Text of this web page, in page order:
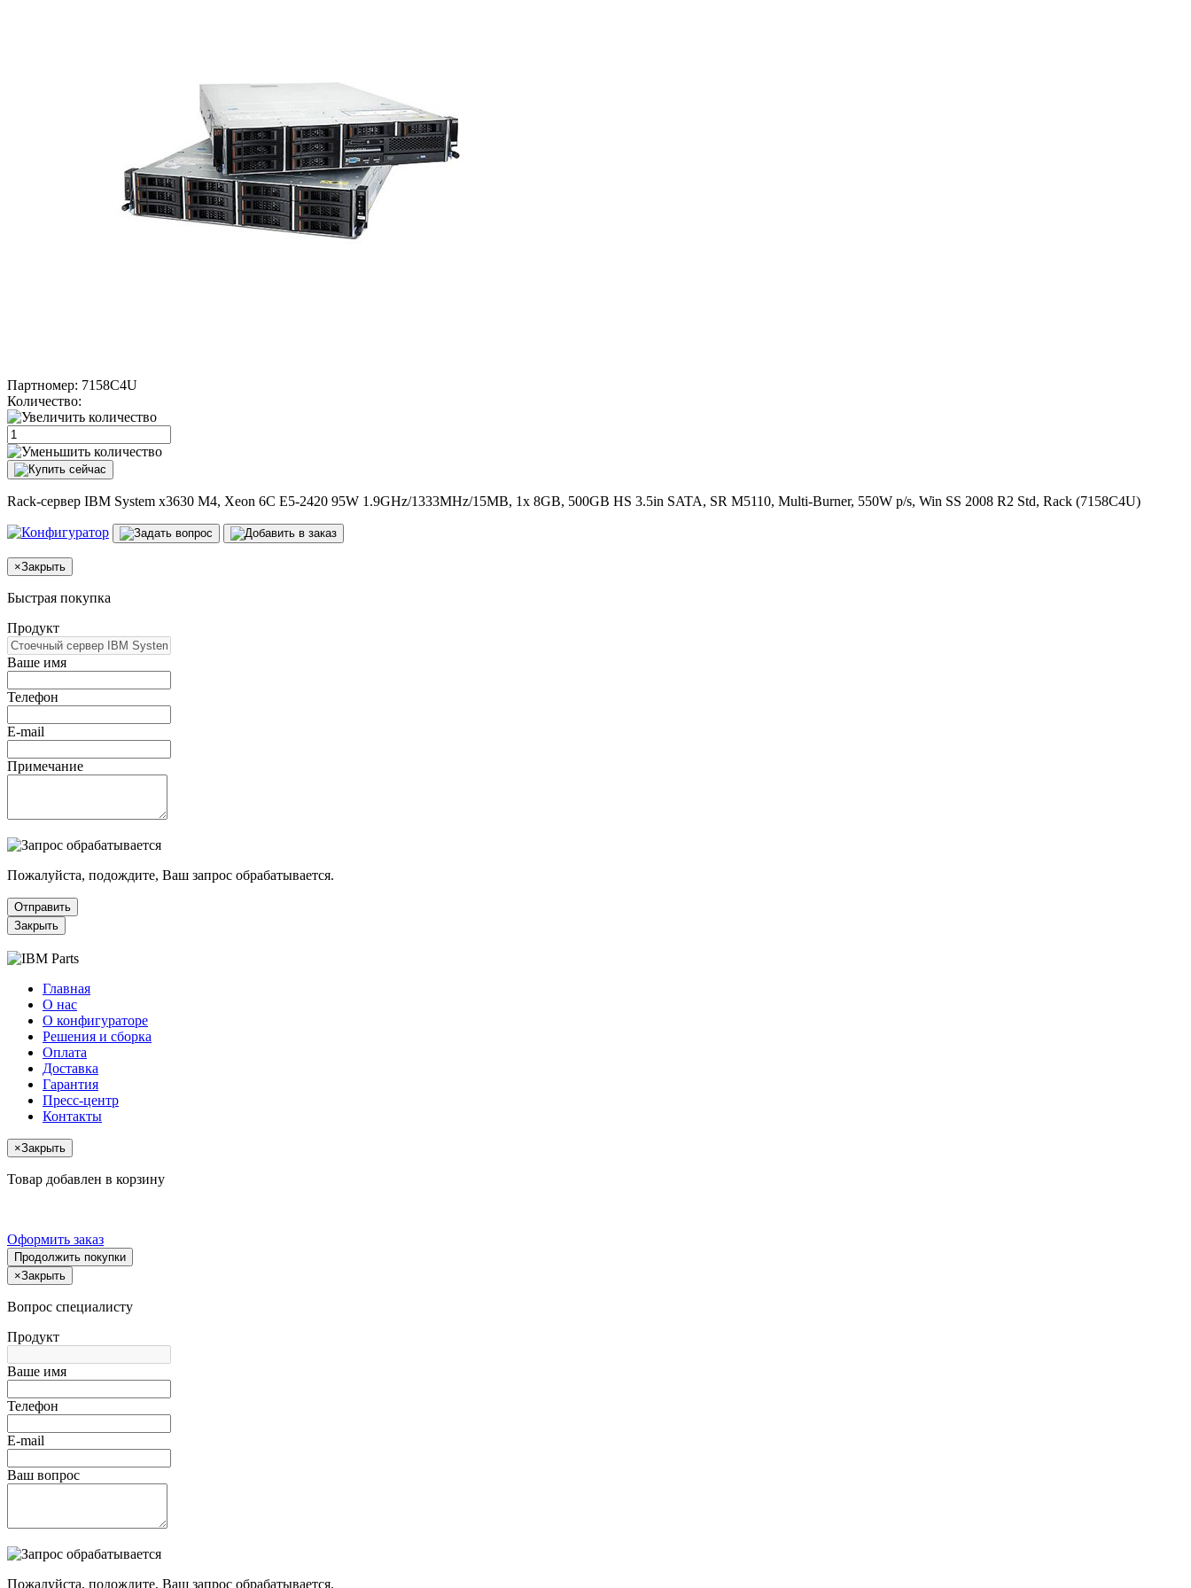
Партномер: 7158C4U
Количество:
Rack-сервер IBM System x3630 M4, Xeon 6C E5-2420 95W 1.9GHz/1333MHz/15MB, 1x 8GB, 500GB HS 3.5in SATA, SR M5110, Multi-Burner, 550W p/s, Win SS 2008 R2 Std, Rack (7158C4U)
×Закрыть
Быстрая покупка
Продукт
Ваше имя
Телефон
E-mail
Примечание
Пожалуйста, подождите, Ваш запрос обрабатывается.
Отправить
Закрыть
Главная
О нас
О конфигураторе
Решения и сборка
Оплата
Доставка
Гарантия
Пресс-центр
Контакты
×Закрыть
Товар добавлен в корзину
Оформить заказ
Продолжить покупки
×Закрыть
Вопрос специалисту
Продукт
Ваше имя
Телефон
E-mail
Ваш вопрос
Пожалуйста, подождите, Ваш запрос обрабатывается.